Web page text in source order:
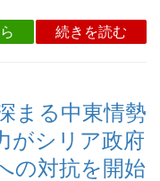
続きを読む
まる中東情勢
がシリア政府
の対抗を開始